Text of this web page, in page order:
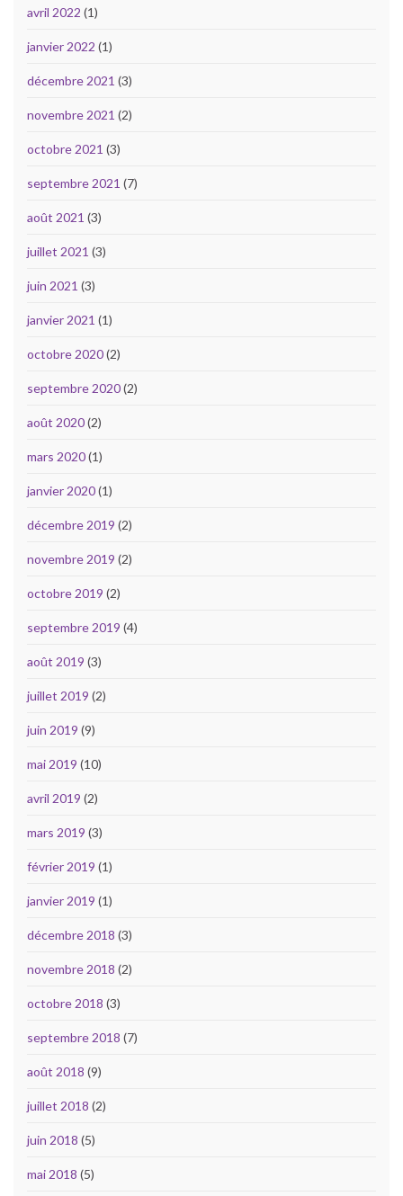
avril 2022 (1)
janvier 2022 (1)
décembre 2021 (3)
novembre 2021 (2)
octobre 2021 (3)
septembre 2021 (7)
août 2021 (3)
juillet 2021 (3)
juin 2021 (3)
janvier 2021 (1)
octobre 2020(2)
septembre 2020(2)
août 2020(2)
mars 2020(1)
janvier 2020(1)
décembre 2019 (2)
novembre 2019 (2)
octobre 2019 (2)
septembre 2019 (4)
août 2019 (3)
juillet 2019 (2)
juin 2019 (9)
mai 2019 (10)
avril 2019 (2)
mars 2019 (3)
février 2019 (1)
janvier 2019 (1)
décembre 2018 (3)
novembre 2018 (2)
octobre 2018 (3)
septembre 2018 (7)
août 2018 (9)
juillet 2018 (2)
juin 2018 (5)
mai 2018 (5)